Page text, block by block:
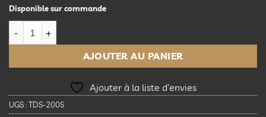
Disponible sur commande
AJOUTER AU PANIER
Ajouter à la liste d’envies
UGS :TDS-200S